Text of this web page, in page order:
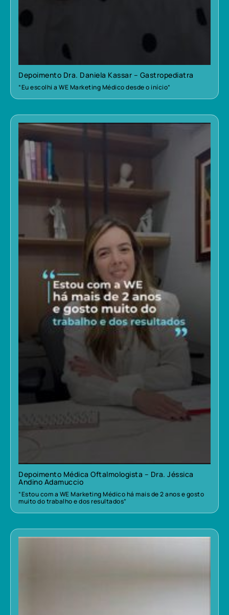
Depoimento Dra. Daniela Kassar – Gastropediatra
“Eu escolhi a WE Marketing Médico desde o início”
Depoimento Médica Oftalmologista – Dra. Jéssica
Andino Adamuccio
“Estou com a WE Marketing Médico há mais de 2 anos e gosto
muito do trabalho e dos resultados”